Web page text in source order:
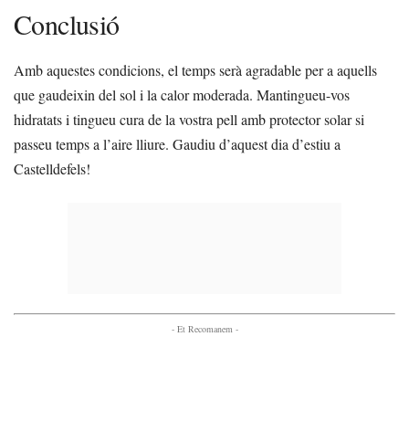
Conclusió
Amb aquestes condicions, el temps serà agradable per a aquells
que gaudeixin del sol i la calor moderada. Mantingueu-vos
hidratats i tingueu cura de la vostra pell amb protector solar si
passeu temps a l’aire lliure. Gaudiu d’aquest dia d’estiu a
Castelldefels!
- Et Recomanem -